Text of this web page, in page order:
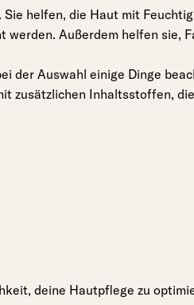
helfen, die Haut mit
Außerdem helfen sie,
der Auswahl einige Dinge
zusätzlichen Inhaltsstoffen,
deine Hautpflege zu